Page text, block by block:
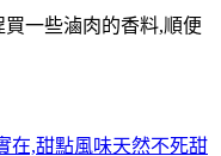
一些滷肉的香料,順便
在,甜點風味天然不死甜